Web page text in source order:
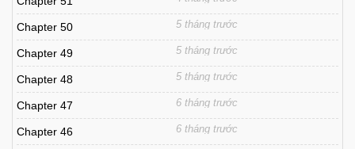
Chapter 50 5 tháng trước
Chapter 49 5 tháng trước
Chapter 48 5 tháng trước
Chapter 47 6 tháng trước
Chapter 46 6 tháng trước